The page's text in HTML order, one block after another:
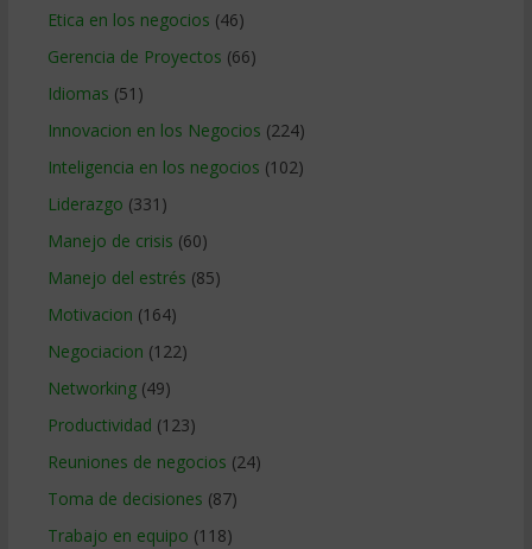
Etica en los negocios (46)
Gerencia de Proyectos (66)
Idiomas (51)
Innovacion en los Negocios (224)
Inteligencia en los negocios (102)
Liderazgo (331)
Manejo de crisis (60)
Manejo del estrés (85)
Motivacion (164)
Negociacion (122)
Networking(49)
Productividad (123)
Reuniones de negocios (24)
Toma de decisiones (87)
Trabajo en equipo (118)